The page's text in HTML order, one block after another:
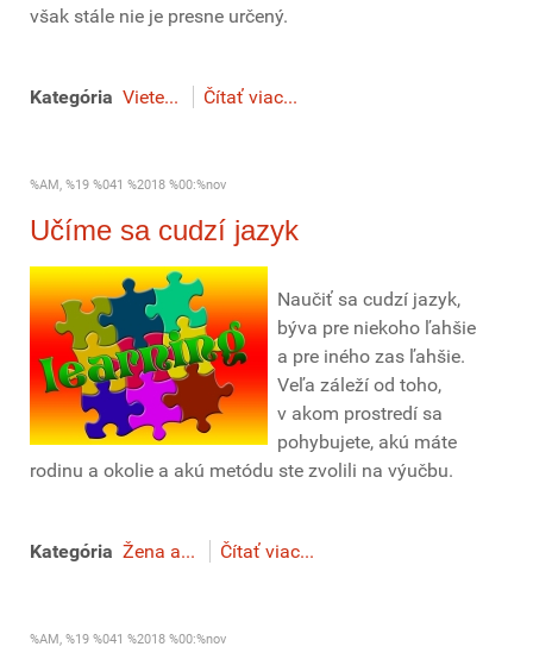
však stále nie je presne určený.
Kategória Viete... Čítať viac...
%AM, %19 %041 %2018 %00:%nov
Učíme sa cudzí jazyk
Naučiť sa cudzí jazyk,
býva pre niekoho ľahšie
a pre iného zas ľahšie.
Veľa záleží od toho,
v akom prostredí sa
pohybujete, akú máte
rodinu a okolie a akú metódu ste zvolili na výučbu.
Kategória Žena a... Čítať viac...
%AM, %19 %041 %2018 %00:%nov